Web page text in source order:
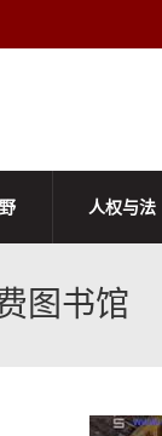
人权与法
图书馆